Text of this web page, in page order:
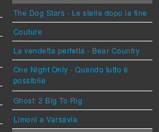
The Dog Stars - Le stelle dopo la fine
Couture
La vendetta perfetta - Bear Country
One Night Only - Quando tutto è
possibile
Ghost: 2 Big To Rig
Limoni a Varsavia